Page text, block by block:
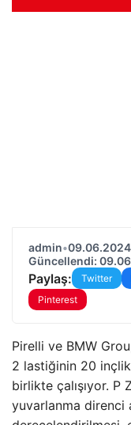
admin•09.06.2024
Güncellendi:
Paylaş: Twitter
Pinterest
Pirelli ve BMW
2 lastiğinin 20
birlikte çalışıyor.
yuvarlanma direnci